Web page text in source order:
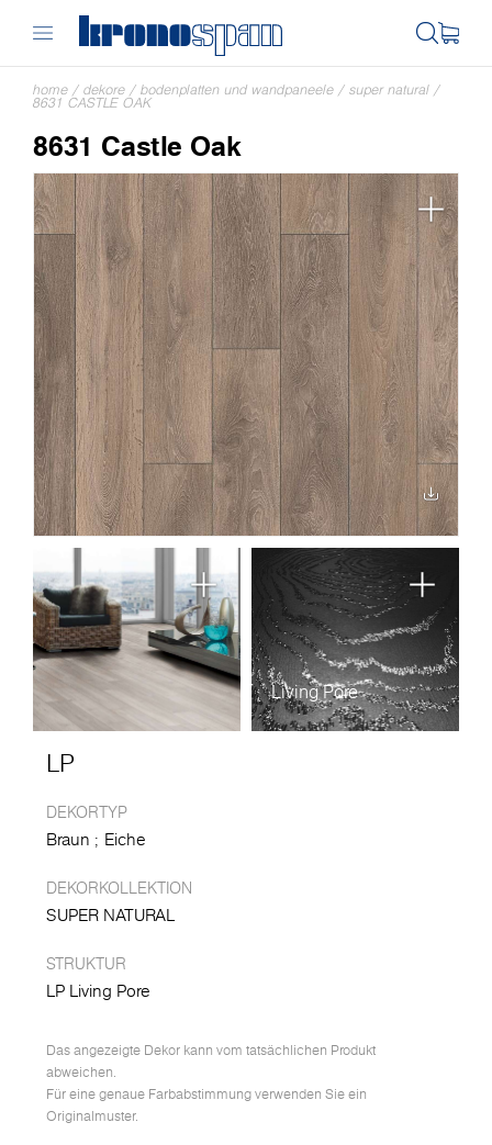
home / dekore / bodenplatten und wandpaneele / super natural /
8631 CASTLE OAK
8631 Castle Oak
Living Pore
LP
DEKORTYP
Braun Eiche
DEKORKOLLEKTION
SUPER NATURAL
STRUKTUR
LP Living Pore
Das angezeigte Dekor kann vom tatsächlichen Produkt
abweichen.
Für eine genaue Farbabstimmung verwenden Sie ein
Originalmuster.